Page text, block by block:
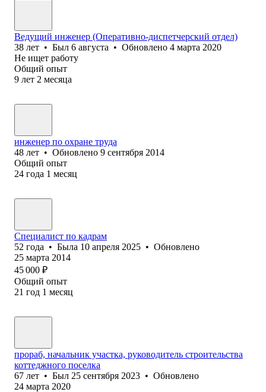
Ведущий инженер (Оперативно-диспетчерский отдел)
38 лет • Был 6 августа • Обновлено 4 марта 2020
Не ищет работу
Общий опыт
9 лет 2 месяца
инженер по охране труда
48 лет • Обновлено 9 сентября 2014
Общий опыт
24 года 1 месяц
Специалист по кадрам
52 года • Была 10 апреля 2025 • Обновлено
25 марта 2014
45 000 ₽
Общий опыт
21 год 1 месяц
прораб, начальник участка, руководитель строительства
коттеджного поселка
67 лет • Был 25 сентября 2023 • Обновлено
24 марта 2020